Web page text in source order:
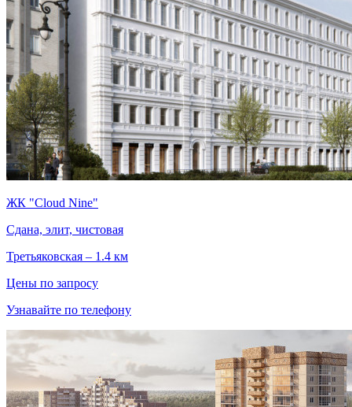
ЖК "Cloud Nine"
Сдана, элит, чистовая
Третьяковская – 1.4 км
Цены по запросу
Узнавайте по телефону